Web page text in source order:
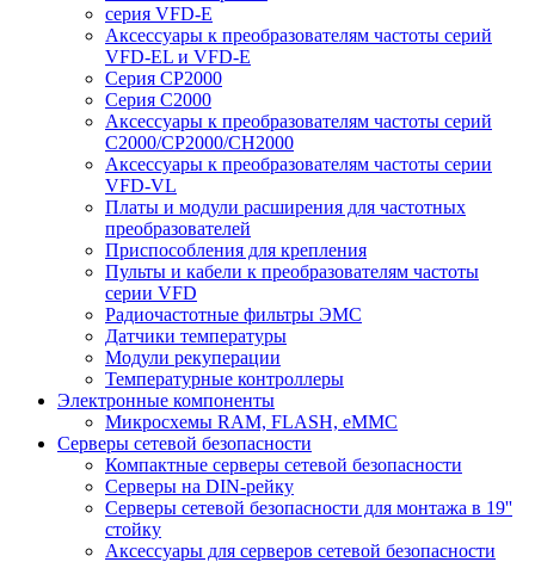
серия VFD-E
Аксессуары к преобразователям частоты серий
VFD-EL и VFD-E
Серия CP2000
Серия C2000
Аксессуары к преобразователям частоты серий
С2000/CP2000/CH2000
Аксессуары к преобразователям частоты серии
VFD-VL
Платы и модули расширения для частотных
преобразователей
Приспособления для крепления
Пульты и кабели к преобразователям частоты
серии VFD
Радиочастотные фильтры ЭМС
Датчики температуры
Модули рекуперации
Температурные контроллеры
Электронные компоненты
Микросхемы RAM, FLASH, eMMC
Серверы сетевой безопасности
Компактные серверы сетевой безопасности
Серверы на DIN-рейку
Серверы сетевой безопасности для монтажа в 19''
стойку
Аксессуары для серверов сетевой безопасности